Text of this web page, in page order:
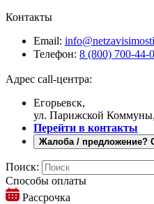
Контакты
Email:
Телефон: 8 (800) 700-44-
Адрес call-центра:
Егорьевск,
ул. Парижской
Перейти в контакты
Жалоба / предложение?
Поиск:
Способы оплаты
Рассрочка